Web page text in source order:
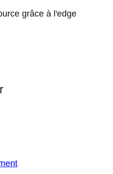
grâce à l'edge